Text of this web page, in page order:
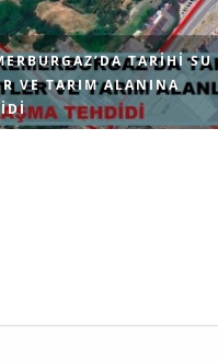
TARIHI SU
VE TARIM ALANINA